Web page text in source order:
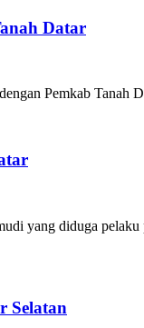
Datar
Pemkab Tanah
yang diduga
Selatan